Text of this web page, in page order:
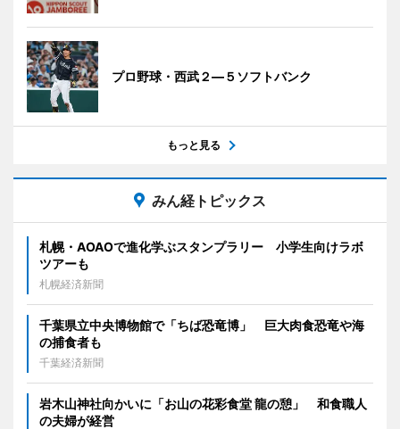
プロ野球・西武２―５ソフトバンク
もっと見る
みん経トピックス
札幌・AOAOで進化学ぶスタンプラリー 小学生向けラボ
ツアーも
札幌経済新聞
千葉県立中央博物館で「ちば恐竜博」 巨大肉食恐竜や海
の捕食者も
千葉経済新聞
岩木山神社向かいに「お山の花彩食堂 龍の憩」 和食職人
の夫婦が経営